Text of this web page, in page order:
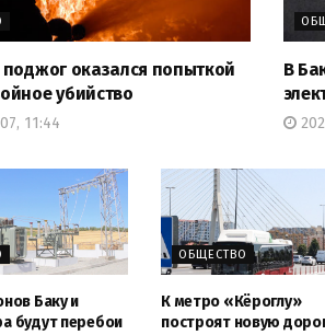
поджог оказался попыткой
убийство
11:44
В
Баку и
будут перебои
ОБЩЕСТВО
К метро «Кёроглу»
построят новую